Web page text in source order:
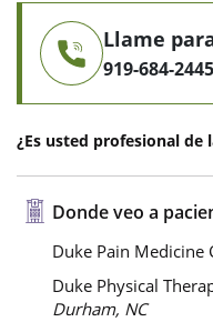
Llame
919-684-2445
¿Es usted profesional de
Donde veo a
Duke Pain Medicine
Duke Physical
Durham, NC